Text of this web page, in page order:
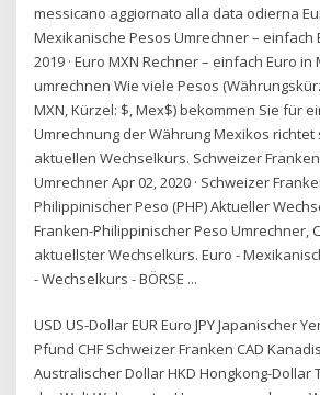
messicano aggiornato alla data odierna
Mexikanische Pesos Umrechner – einfach
2019 · Euro MXN Rechner – einfach Euro
umrechnen Wie viele Pesos
MXN, Kürzel: $, Mex$) bekommen Sie für
Umrechnung der Währung Mexikos richtet
aktuellen Wechselkurs. Schweizer Franken
Umrechner Apr 02, 2020 · Schweizer
Philippinischer Peso (PHP) Aktueller
Franken-Philippinischer Peso Umrechner,
aktuellster Wechselkurs. Euro -
- Wechselkurs - BÖRSE ...
USD US-Dollar EUR Euro JPY Japanischer
Pfund CHF Schweizer Franken CAD
Australischer Dollar HKD Hongkong-Dollar